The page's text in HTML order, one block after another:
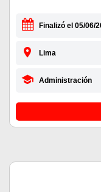
Finalizó el 05/06/
Lima
Administración